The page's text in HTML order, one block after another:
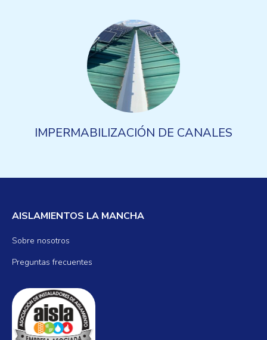
IMPERMABILIZACIÓN DE CANALES
AISLAMIENTOS LA MANCHA
Sobre nosotros
Preguntas frecuentes